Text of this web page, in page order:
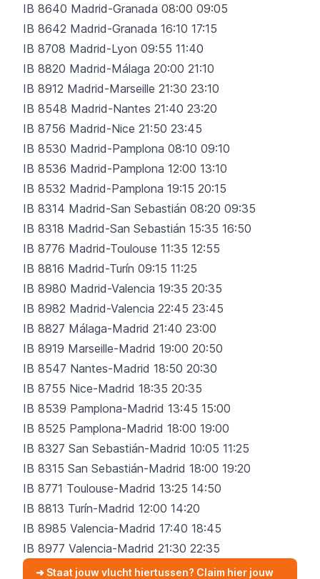
IB 8640 Madrid-Granada 08:00 09:05
IB 8642 Madrid-Granada 16:10 17:15
IB 8708 Madrid-Lyon 09:55 11:40
IB 8820 Madrid-Málaga 20:00 21:10
IB 8912 Madrid-Marseille 21:30 23:10
IB 8548 Madrid-Nantes 21:40 23:20
IB 8756 Madrid-Nice 21:50 23:45
IB 8530 Madrid-Pamplona 08:10 09:10
IB 8536 Madrid-Pamplona 12:00 13:10
IB 8532 Madrid-Pamplona 19:15 20:15
IB 8314 Madrid-San Sebastián 08:20 09:35
IB 8318 Madrid-San Sebastián 15:35 16:50
IB 8776 Madrid-Toulouse 11:35 12:55
IB 8816 Madrid-Turín 09:15 11:25
IB 8980 Madrid-Valencia 19:35 20:35
IB 8982 Madrid-Valencia 22:45 23:45
IB 8827 Málaga-Madrid 21:40 23:00
IB 8919 Marseille-Madrid 19:00 20:50
IB 8547 Nantes-Madrid 18:50 20:30
IB 8755 Nice-Madrid 18:35 20:35
IB 8539 Pamplona-Madrid 13:45 15:00
IB 8525 Pamplona-Madrid 18:00 19:00
IB 8327 San Sebastián-Madrid 10:05 11:25
IB 8315 San Sebastián-Madrid 18:00 19:20
IB 8771 Toulouse-Madrid 13:25 14:50
IB 8813 Turín-Madrid 12:00 14:20
IB 8985 Valencia-Madrid 17:40 18:45
IB 8977 Valencia-Madrid 21:30 22:35
➜ Staat jouw vlucht hiertussen? Claim hier jouw